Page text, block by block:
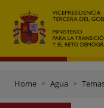
Home Agua